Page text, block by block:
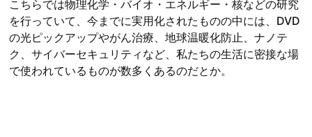
こちらでは物理化学・バイオ・エネルギー・核などの研究
を行っていて、今までに実用化されたものの中には、DVD
の光ピックアップやがん治療、地球温暖化防止、ナノテ
ク、サイバーセキュリティなど、私たちの生活に密接な場
で使われているものが数多くあるのだとか。